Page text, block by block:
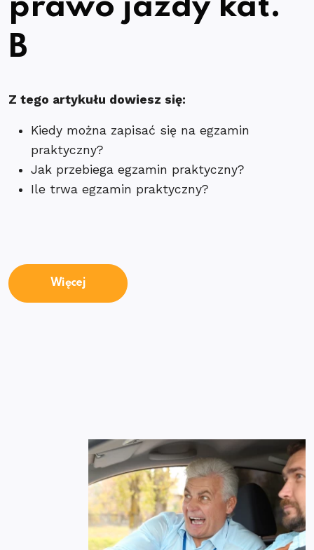
prawo jazdy kat.
B
Z tego artykułu dowiesz się:
Kiedy można zapisać się na egzamin
praktyczny?
Jak przebiega egzamin praktyczny?
Ile trwa egzamin praktyczny?
Więcej